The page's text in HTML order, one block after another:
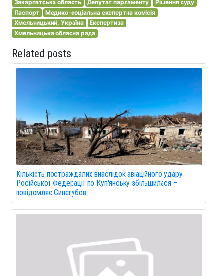
Закарпатська область Депутат парламенту
Рішення суду
Паспорт
Медико-соціальна експертна комісія
Хмельницький, Україна
Експертиза
Хмельницька обласна рада
Related posts
Кількість постраждалих внаслідок авіаційного удару
Російської Федерації по Куп'янську збільшилася –
повідомляє Синєгубов.